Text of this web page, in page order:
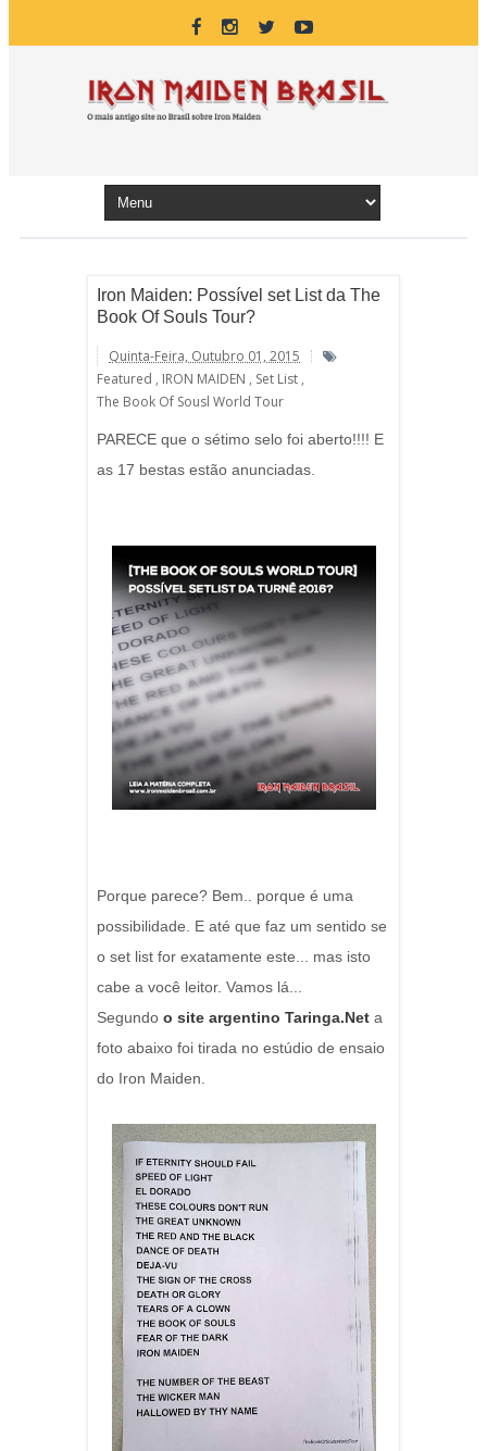
Iron Maiden: Possível set List da The
Book Of Souls Tour?
Quinta-Feira, Outubro 01, 2015
Featured , IRON MAIDEN , Set List ,
The Book Of Sousl World Tour
PARECE que o sétimo selo foi aberto!!!! E
as 17 bestas estão anunciadas.
Porque parece? Bem.. porque é uma
possibilidade. E até que faz um sentido se
o set list for exatamente este... mas isto
cabe a você leitor. Vamos lá...
Segundo o site argentino Taringa.Net a
foto abaixo foi tirada no estúdio de ensaio
do Iron Maiden.